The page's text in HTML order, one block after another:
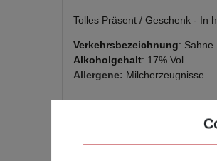
Tolles Präsent / Geschenk - In
Verkehrsbezeichnung: Sahne
Alkoholgehalt: 17% Vol.
Allergene: Milcherzeugnisse